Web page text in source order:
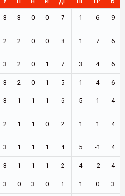
У П Н И ДГ ПГ ГР Б
3 3 0 0 7 1 6 9
2 2 0 0 8 1 7 6
3 2 0 1 7 3 4 6
3 2 0 1 5 1 4 6
3 1 1 1 6 5 1 4
2 1 1 0 2 1 1 4
3 1 1 1 4 5 -1 4
3 1 1 1 2 4 -2 4
3 0 3 0 1 1 0 3